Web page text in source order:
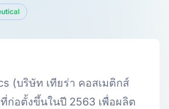
(บริษัท เทียร่า คอสเมติกส์
ก่อตั้งขึ้นในปี 2563 เพื่อผลิต